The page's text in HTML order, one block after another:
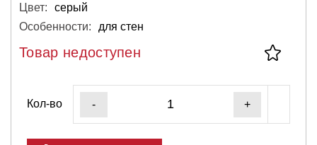
Цвет:
серый
Особенности:
для стен
Товар недоступен
Кол-во - +